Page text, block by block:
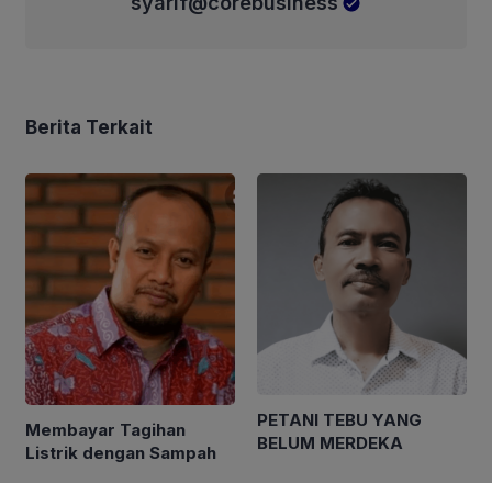
Berita Terkait
Membayar Tagihan
Listrik dengan Sampah
PETANI TEBU YANG
BELUM MERDEKA